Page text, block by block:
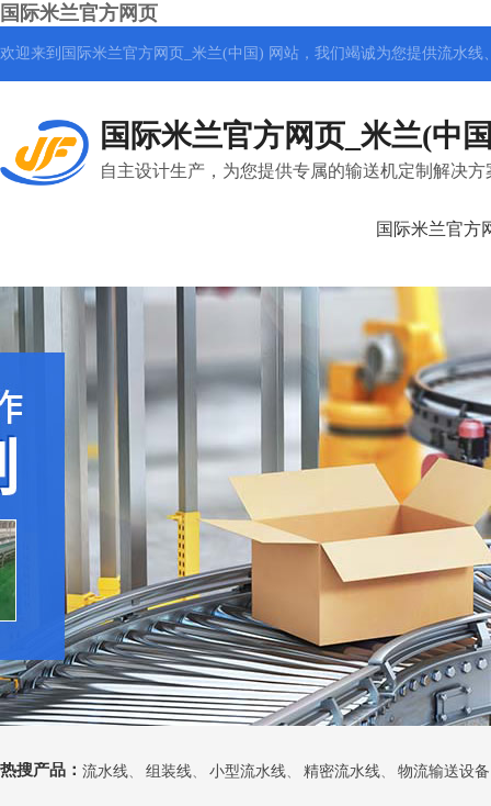
国际米兰官方网页
欢迎来到国际米兰官方网页_米兰(中国) 网站，我们竭诚为您提供流水线
国际米兰官方网页_米兰(中
自主设计生产，为您提供专属的输送机定制解决方
国际米兰官方
热搜产品： 流水线、 组装线、 小型流水线、 精密流水线、 物流输送设备